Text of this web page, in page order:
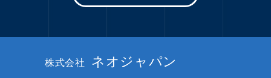
株式会社 ネオジャパン